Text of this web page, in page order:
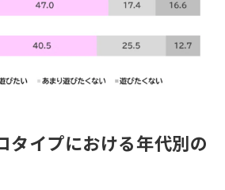
タイプにおける年代別の